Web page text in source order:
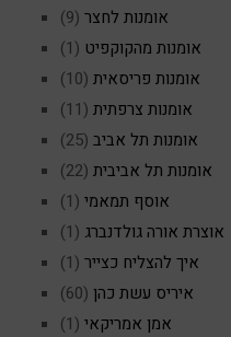
אומנות לחצר (9)
אומנות מהקוקפיט (1)
אומנות פריסאית (10)
אומנות צרפתית (11)
אומנות תל אביב (25)
אומנות תל אביבית (22)
אוסף תמאמי (1)
אוצרת אורה גולדנברג (1)
איך להצליח כצייר (1)
איריס עשת כהן (60)
אמן אמריקאי (1)